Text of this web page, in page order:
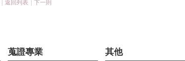
返回列表 下一則
蒐證專業 其他